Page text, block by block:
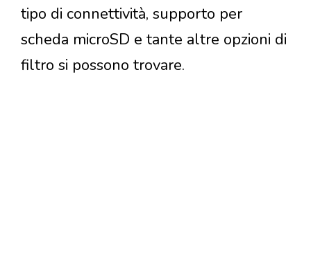
tipo di connettività, supporto per
scheda microSD e tante altre opzioni di
filtro si possono trovare.